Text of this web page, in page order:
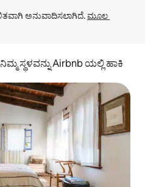
ಅನುವಾದಿಸಲಾಗಿದೆ. ಮೂಲ
ನಿಮ್ಮ ಸ್ಥಳವನ್ನು Airbnb ಯಲ್ಲಿ ಹಾಕಿ